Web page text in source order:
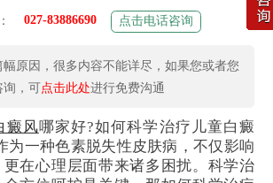
027-83886690 点击电话咨询
幅原因，很多内容不能详尽，如果您或者您
询，可点击此处进行免费沟通
癜风哪家好?如何科学治疗儿童白癜
为一种色素脱失性皮肤病，不仅影响
在心理层面带来诸多困扰。科学治